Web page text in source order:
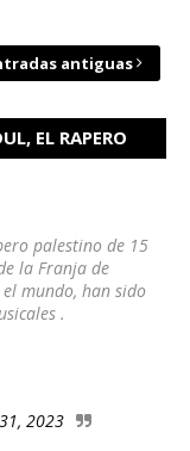
antiguas
EL RAPERO
palestino de 15
la Franja de
mundo, han sido
.
2023